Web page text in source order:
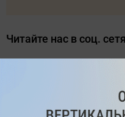
Читайте нас в соц.